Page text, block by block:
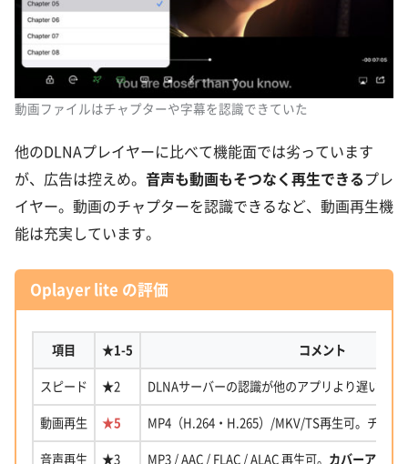
動画ファイルはチャプターや字幕を認識できていた
他のDLNAプレイヤーに比べて機能面では劣っています
が、広告は控えめ。 音声も動画もそつなく再生できる プレ
イヤー。動画のチャプターを認識できるなど、動画再生機
能は充実しています。
Oplayer lite の評価
項目 ★1-5 コメント
スピード ★2 DLNAサーバーの認識が他のアプリより遅い（5
動画再生 ★5 MP4（H.264・H.265）/MKV/TS再生可。チャプ
音声再生 ★3 MP3 / AAC / FLAC / ALAC 再生可。 カバーアート